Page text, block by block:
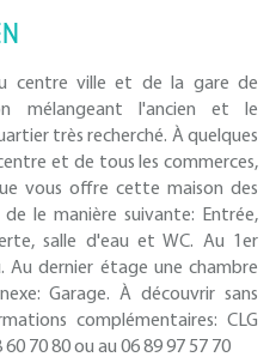
centre ville et de la gare de
mélangeant l'ancien et le
très recherché. À quelques
et de tous les commerces,
vous offre cette maison des
de le manière suivante: Entrée,
salle d'eau et WC. Au 1er
Au dernier étage une chambre
Garage. À découvrir sans
complémentaires: CLG
60 70 80 ou au 06 89 97 57 70